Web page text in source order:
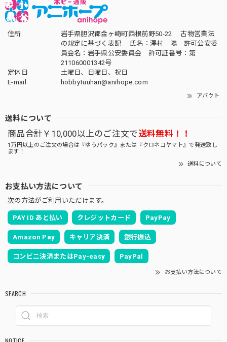
住所
岩手県胆沢郡金ヶ崎町西根前野50-22 古物営業法
の規定に基づく表記 氏名：澤村 陽 許可公安委
員会名：岩手県公安委員会 許可証番号：第
211060001342号
定休日
土曜日、日曜日、祝日
E-mail
hobbytuuhan@anihope.com
アバウト
送料について
商品合計￥10,000以上のご注文で送料無料！！
1万円以上のご注文の場合は『ゆうパック』または『クロネコヤマト』で発送致し
ます！
送料について
お支払い方法について
次の方法がご利用いただけます。
PAY ID あと払い クレジットカード PayPay
Amazon Pay キャリア決済 銀行振込
コンビニ決済またはPay-easy PayPal
お支払い方法について
SEARCH